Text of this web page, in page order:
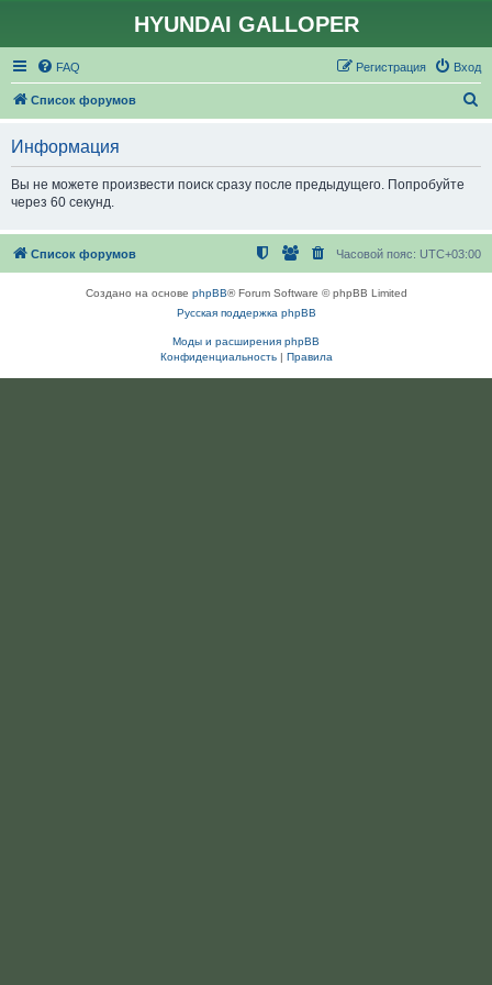
HYUNDAI GALLOPER
FAQ Вход
Регистрация
Список форумов
Информация
Вы не можете произвести поиск сразу после предыдущего. Попробуйте
через 60 секунд.
Список форумов Часовой пояс: UTC+03:00
Создано на основе phpBB® Forum Software © phpBB Limited
Русская поддержка phpBB
Моды и расширения phpBB
Конфиденциальность| Правила